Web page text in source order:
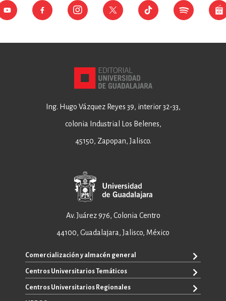
Ing. Hugo Vázquez Reyes 39, interior 32-33,
colonia Industrial Los Belenes,
45150, Zapopan, Jalisco.
Av. Juárez 976, Colonia Centro
44100, Guadalajara, Jalisco, México
Comercialización y almacén general
+52 33 3640 6326
+52 33 3640 4595
Centros Universitarios Temáticos
CUAAD
Centros Universitarios Regionales